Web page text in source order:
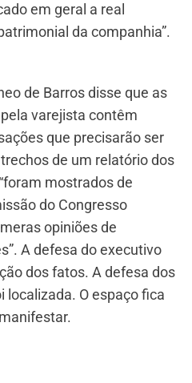
em geral a real
da companhia”.
de Barros disse que as
varejista contêm
que precisarão ser
de um relatório dos
mostrados de
do Congresso
opiniões de
A defesa do executivo
dos fatos. A defesa dos
O espaço fica